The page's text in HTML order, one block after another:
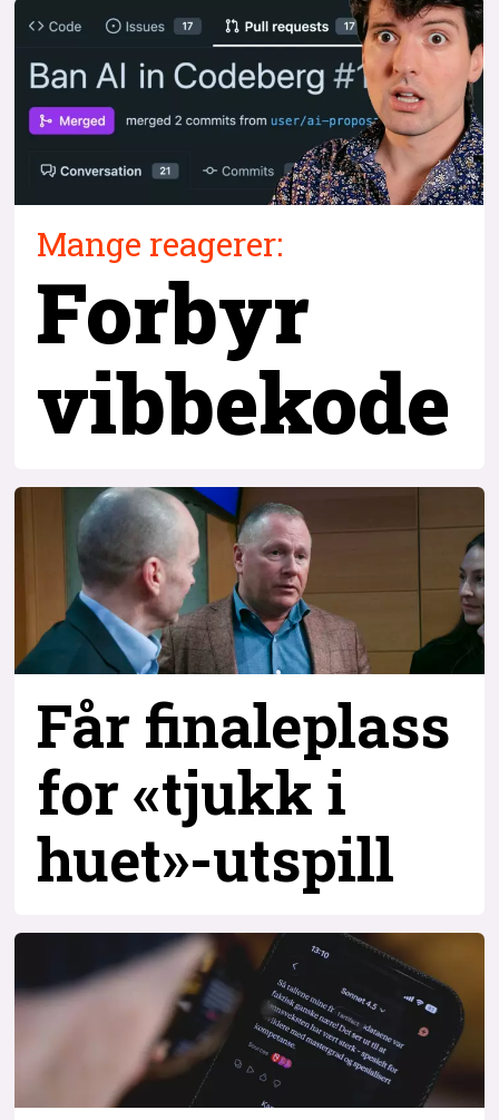
Mange reagerer:
Forbyr
vibbekode
Får finaleplass
for «tjukk i
huet»-utspill